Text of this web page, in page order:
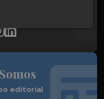
cualquier medio
editorial